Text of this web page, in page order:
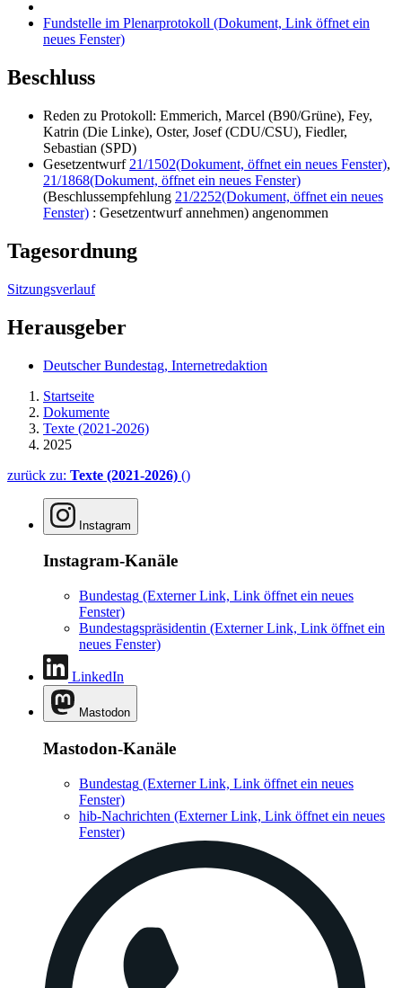
Fundstelle im Plenarprotokoll (Dokument, Link öffnet ein
neues Fenster)
Beschluss
Reden zu Protokoll: Emmerich, Marcel (B90/Grüne), Fey,
Katrin (Die Linke), Oster, Josef (CDU/CSU), Fiedler,
Sebastian (SPD)
Gesetzentwurf 21/1502(Dokument, öffnet ein neues Fenster),
21/1868(Dokument, öffnet ein neues Fenster)
(Beschlussempfehlung 21/2252(Dokument, öffnet ein neues
Fenster) : Gesetzentwurf annehmen) angenommen
Tagesordnung
Sitzungsverlauf
Herausgeber
Deutscher Bundestag, Internetredaktion
Startseite
Dokumente
Texte (2021-2026)
2025
zurück zu: Texte (2021-2026) ()
Instagram
Instagram-Kanäle
Bundestag (Externer Link, Link öffnet ein neues
Fenster)
Bundestagspräsidentin (Externer Link, Link öffnet ein
neues Fenster)
LinkedIn
Mastodon
Mastodon-Kanäle
Bundestag (Externer Link, Link öffnet ein neues
Fenster)
hib-Nachrichten (Externer Link, Link öffnet ein neues
Fenster)